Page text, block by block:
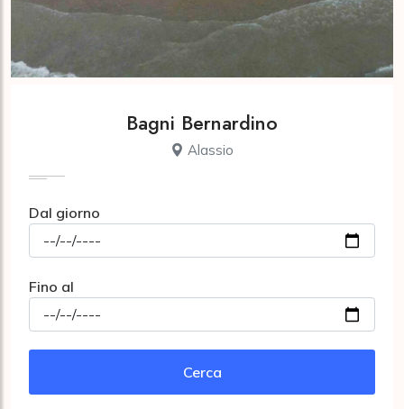
Bagni Bernardino
Alassio
Dal giorno
Fino al
Cerca